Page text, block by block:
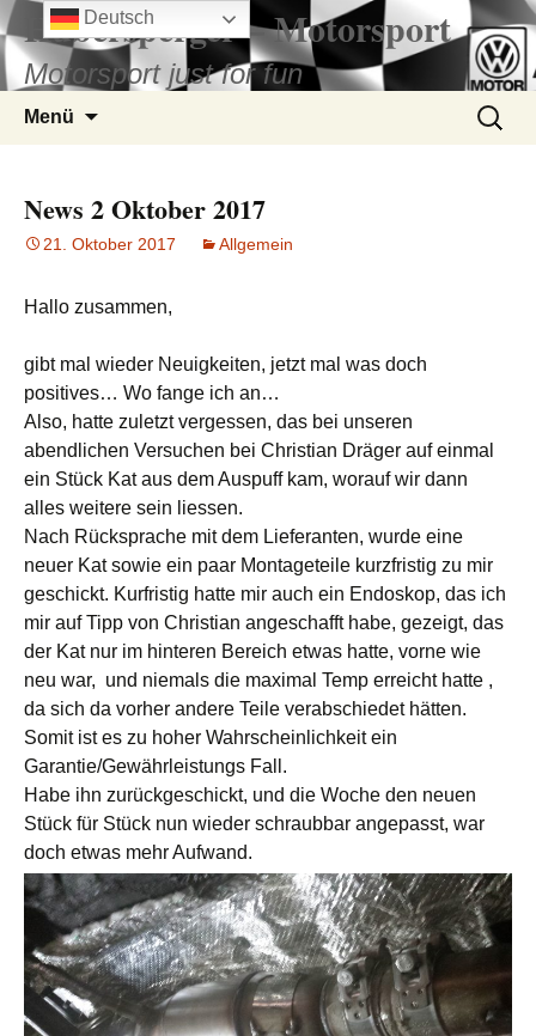
Zum
Inhalt
springen
Hubersperger – Motorsport
Motorsport just for fun
Menü
Suchen
nach:
News 2 Oktober 2017
21. Oktober 2017 Allgemein
Hallo zusammen,
gibt mal wieder Neuigkeiten, jetzt mal was doch
positives… Wo fange ich an…
Also, hatte zuletzt vergessen, das bei unseren
abendlichen Versuchen bei Christian Dräger auf einmal
ein Stück Kat aus dem Auspuff kam, worauf wir dann
alles weitere sein liessen.
Nach Rücksprache mit dem Lieferanten, wurde eine
neuer Kat sowie ein paar Montageteile kurzfristig zu mir
geschickt. Kurfristig hatte mir auch ein Endoskop, das ich
mir auf Tipp von Christian angeschafft habe, gezeigt, das
der Kat nur im hinteren Bereich etwas hatte, vorne wie
neu war, und niemals die maximal Temp erreicht hatte ,
da sich da vorher andere Teile verabschiedet hätten.
Somit ist es zu hoher Wahrscheinlichkeit ein
Garantie/Gewährleistungs Fall.
Habe ihn zurückgeschickt, und die Woche den neuen
Stück für Stück nun wieder schraubbar angepasst, war
doch etwas mehr Aufwand.
Deutsch